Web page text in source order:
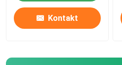
Kontakt mit uns
Kontakt